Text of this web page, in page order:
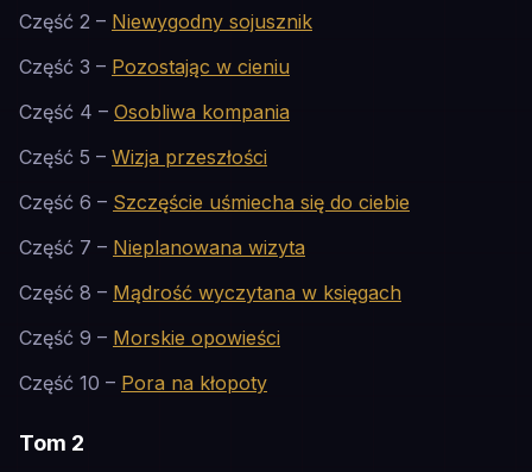
Część 2 – Niewygodny sojusznik
Część 3 – Pozostając w cieniu
Część 4 – Osobliwa kompania
Część 5 – Wizja przeszłości
Część 6 – Szczęście uśmiecha się do ciebie
Część 7 – Nieplanowana wizyta
Część 8 – Mądrość wyczytana w księgach
Część 9 – Morskie opowieści
Część 10 – Pora na kłopoty
Tom 2